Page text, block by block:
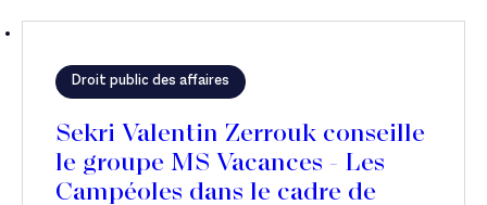
Droit public des affaires
Sekri Valentin Zerrouk conseille
le groupe MS Vacances - Les
Campéoles dans le cadre de